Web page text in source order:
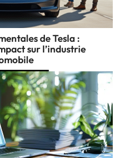
de Tesla :
sur l’industrie